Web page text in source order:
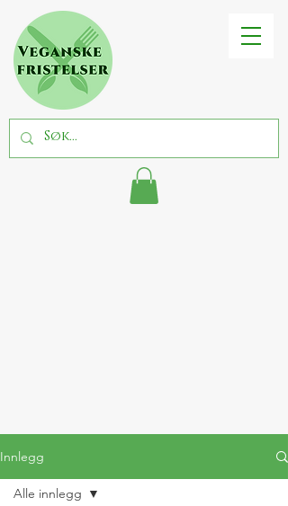
Innlegg
Alle innlegg